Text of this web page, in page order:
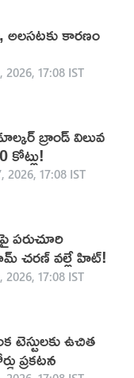
అలసటకు కారణం
2026, 17:08 IST
బ్రాండ్ విలువ
కోట్లు!
2026, 17:08 IST
పరుచూరి
చరణ్ వల్లే హిట్!
2026, 17:08 IST
టెస్టులకు ఉచిత
ప్రకటన